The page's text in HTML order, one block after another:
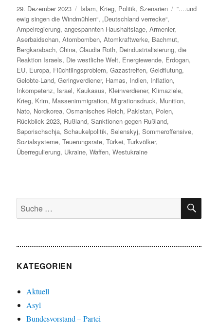
Veröffentlicht
am
29. Dezember 2023 Kategorien
Islam, Krieg, Politik,Szenarien Schlagwörter
“....und
ewig singen die Windmühlen“,„Deutschland verrecke“,
Ampelregierung,angespannten Haushaltslage,Armenier,
Aserbaidschan,Atombomben,Atomkraftwerke, Bachmut,
Bergkarabach,China,Claudia Roth, Deindustrialisierung,die
Reaktion Israels, Die westliche Welt, Energiewende, Erdogan,
EU, Europa, Flüchtlingsproblem,Gazastreifen,Geldflutung,
Gelobte-Land,Geringverdiener, Hamas, Indien, Inflation,
Inkompetenz, Israel, Kaukasus, Kleinverdiener, Klimaziele,
Krieg, Krim, Massenimmigration, Migrationsdruck, Munition,
Nato, Nordkorea,Osmanisches Reich, Pakistan, Polen,
Rückblick 2023, Rußland,Sanktionen gegen Rußland,
Saporischschja,Schaukelpolitik,Selenskyj,Sommeroffensive,
Sozialsysteme,Teuerungsrate,Türkei,Turkvölker,
Überregulierung, Ukraine,Waffen,Westukraine
Suche
nach:
KATEGORIEN
Aktuell
Asyl
Bundesvorstand – Partei